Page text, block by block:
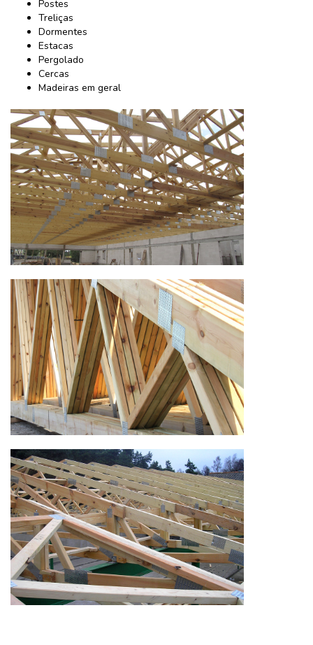
Postes
Treliças
Dormentes
Estacas
Pergolado
Cercas
Madeiras em geral